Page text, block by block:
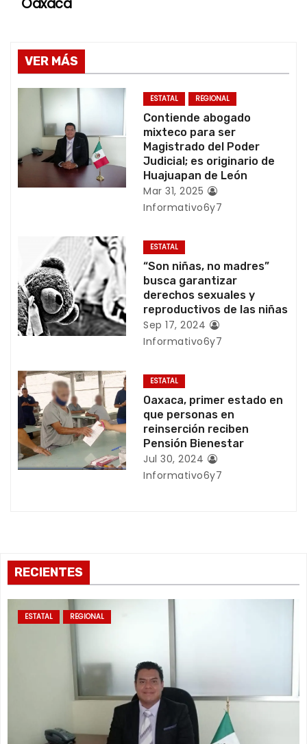
g
a
ó
n
e
n
t
r
a
d
a
Oaxaca
VER MÁS
ESTATAL REGIONAL
Contiende abogado
mixteco para ser
Magistrado del Poder
Judicial; es originario de
Huajuapan de León
Mar 31, 2025
Informativo6y7
ESTATAL
“Son niñas, no madres”
busca garantizar
derechos sexuales y
reproductivos de las niñas
Sep 17, 2024
Informativo6y7
ESTATAL
Oaxaca, primer estado en
que personas en
reinserción reciben
Pensión Bienestar
Jul 30, 2024
Informativo6y7
RECIENTES
ESTATAL REGIONAL